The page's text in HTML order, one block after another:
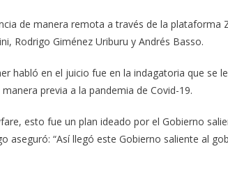
de manera remota a través de la plataforma
Rodrigo Giménez Uriburu y Andrés Basso.
habló en el juicio fue en la indagatoria que se
previa a la pandemia de Covid-19.
esto fue un plan ideado por el Gobierno
aseguró: “Así llegó este Gobierno saliente al